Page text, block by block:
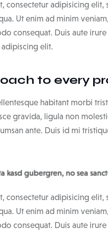
consectetur adipisicing
Ut enim ad minim
consequat. Duis aute
elit.
to every
habitant morbi
gravida, ligula non
ante. Duis id mi
kasd gubergren, no sea
consectetur adipisicing
Ut enim ad minim
consequat. Duis aute